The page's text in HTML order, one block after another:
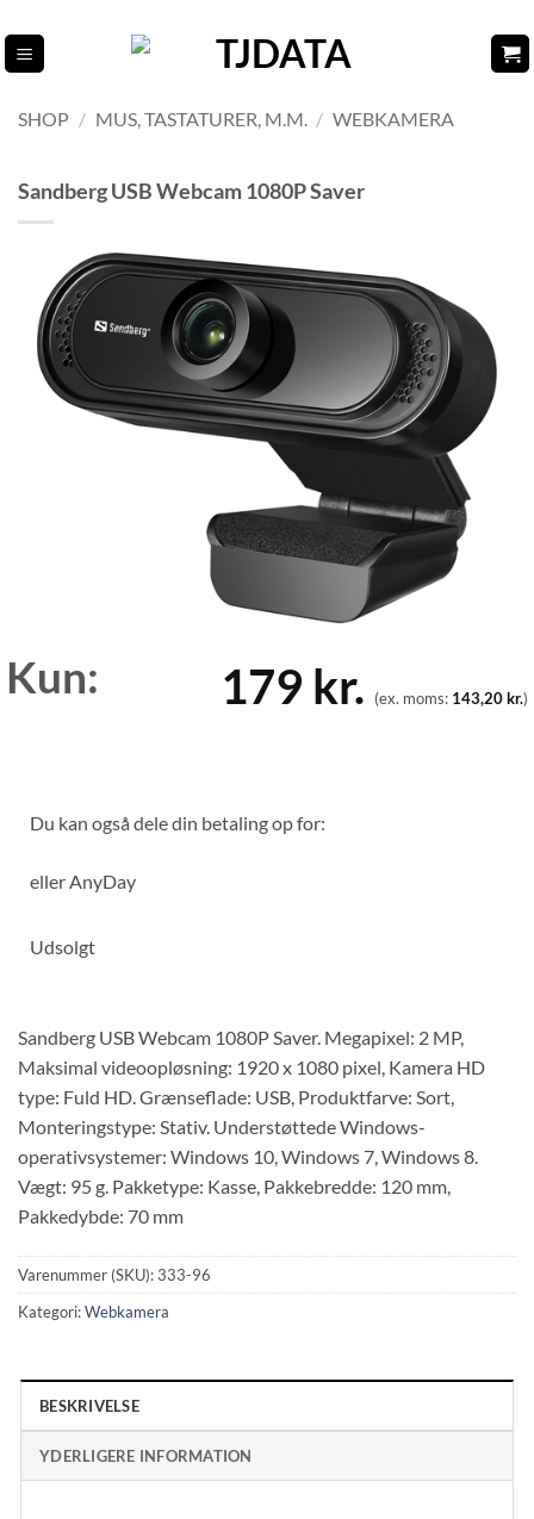
til
indhold
SHOP / MUS, TASTATURER, M.M. / WEBKAMERA
Sandberg USB Webcam 1080P Saver
Kun: 179 kr. (ex. moms: 143,20kr.)
Du kan også dele din betaling op for:
ellerAnyDay
Udsolgt
Sandberg USB Webcam 1080P Saver. Megapixel: 2 MP,
Maksimal videoopløsning: 1920 x 1080 pixel, Kamera HD
type: Fuld HD. Grænseflade: USB, Produktfarve: Sort,
Monteringstype: Stativ. Understøttede Windows-
operativsystemer: Windows 10, Windows 7, Windows 8.
Vægt: 95 g. Pakketype: Kasse, Pakkebredde: 120 mm,
Pakkedybde: 70 mm
Varenummer (SKU):333-96
Kategori:Webkamera
BESKRIVELSE
YDERLIGERE INFORMATION